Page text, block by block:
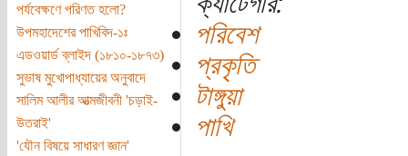
পর্যবেক্ষণে পরিণত হলো?
উপমহাদেশের পাখিবিদ-১ঃ
এডওয়ার্ড ব্লাইদ (১৮১০-১৮৭৩)
সুভাষ মুখোপাধ্যায়ের অনুবাদে
সালিম আলীর আত্মজীবনী 'চড়াই-
উতরাই'
'যৌন বিষয়ে সাধারণ জ্ঞান'
পরিবেশ
প্রকৃতি
টাঙ্গুয়া
পাখি